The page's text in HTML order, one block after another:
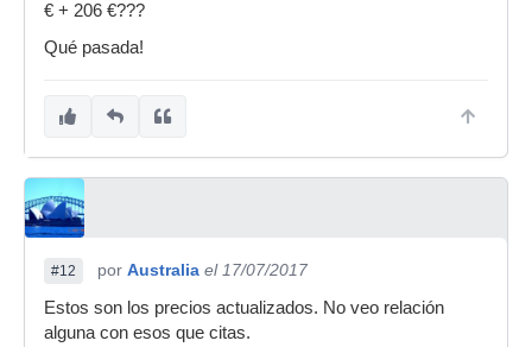
€ + 206 €???
Qué pasada!
#12 por Australia el 17/07/2017
Estos son los precios actualizados. No veo relación
alguna con esos que citas.